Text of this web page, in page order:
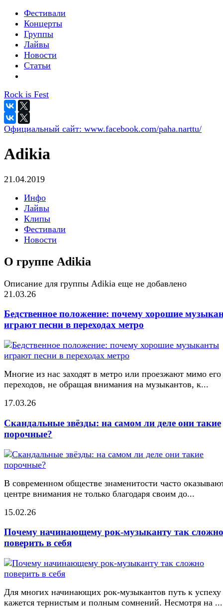
Фестивали
Концерты
Группы
Лайвы
Новости
Статьи
Rock is Fest
Официальный сайт: www.facebook.com/paha.narttu/
Adikia
21.04.2019
Инфо
Лайвы
Клипы
Фестивали
Новости
О группе Adikia
Описание для группы Adikia еще не добавлено
21.03.26
Бедственное положение: почему хорошие
играют песни в переходах метро
Многие из нас заходят в метро или проезжают мимо его
переходов, не обращая внимания на музыкантов, к...
17.03.26
Скандальные звёзды: на самом ли деле они такие
порочные?
В современном обществе знаменитости часто
центре внимания не только благодаря своим до...
15.02.26
Почему начинающему рок-музыканту так сложно
поверить в себя
Для многих начинающих рок-музыкантов путь к успеху
кажется тернистым и полным сомнений. Несмотря на ...